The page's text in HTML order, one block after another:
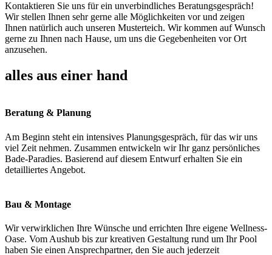
Kontaktieren Sie uns für ein unverbindliches Beratungsgespräch!
Wir stellen Ihnen sehr gerne alle Möglichkeiten vor und zeigen
Ihnen natürlich auch unseren Musterteich. Wir kommen auf Wunsch
gerne zu Ihnen nach Hause, um uns die Gegebenheiten vor Ort
anzusehen.
alles aus einer hand
Beratung & Planung
Am Beginn steht ein intensives Planungsgespräch, für das wir uns
viel Zeit nehmen. Zusammen entwickeln wir Ihr ganz persönliches
Bade-Paradies. Basierend auf diesem Entwurf erhalten Sie ein
detailliertes Angebot.
Bau & Montage
Wir verwirklichen Ihre Wünsche und errichten Ihre eigene Wellness-
Oase. Vom Aushub bis zur kreativen Gestaltung rund um Ihr Pool
haben Sie einen Ansprechpartner, den Sie auch jederzeit